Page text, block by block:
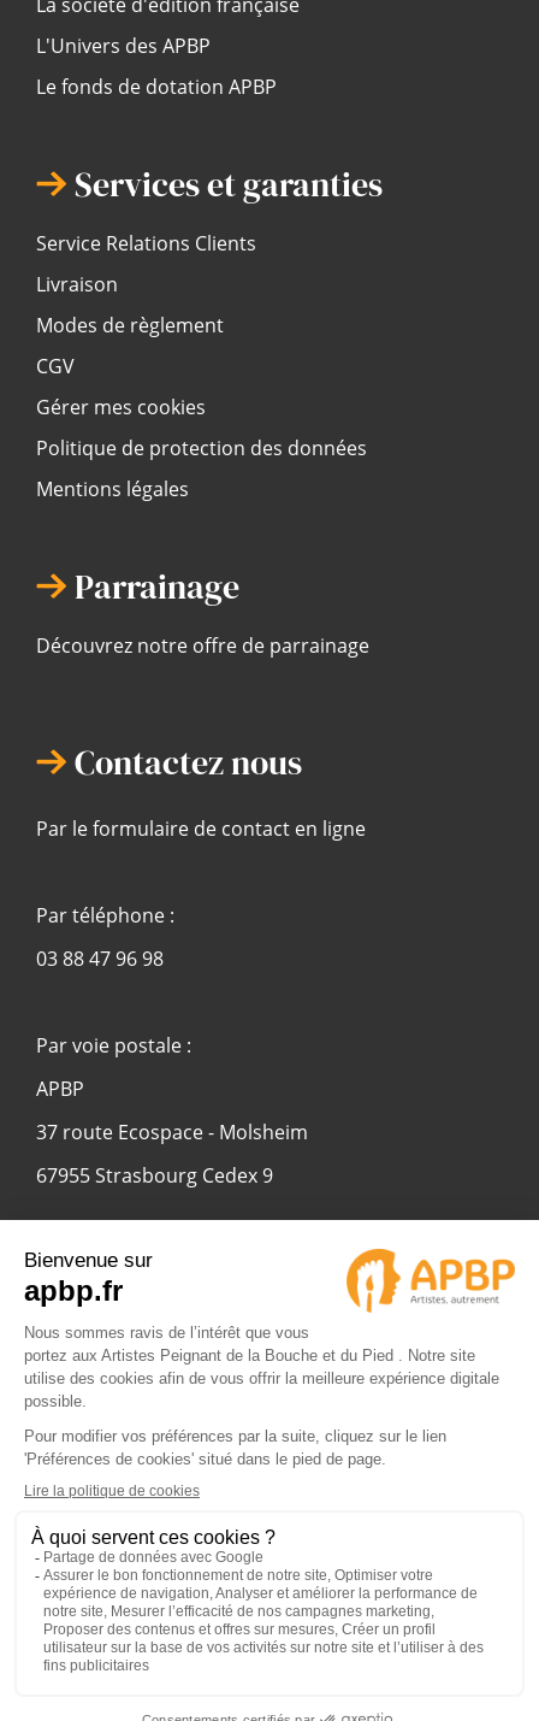
L'Univers des APBP
Le fonds de dotation APBP
Services et garanties
Service Relations Clients
Livraison
Modes de règlement
CGV
Gérer mes cookies
Politique de protection des données
Mentions légales
Parrainage
Découvrez notre offre de parrainage
Contactez nous
Par le formulaire de contact en ligne
Par téléphone :
03 88 47 96 98
Par voie postale :
APBP
37 route Ecospace - Molsheim
67955 Strasbourg Cedex 9
© 2024 APBP